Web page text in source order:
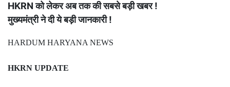
HKRN को लेकर अब तक की सबसे बड़ी खबर !
मुख्यमंत्री ने दी ये बड़ी जानकारी !
HARDUM HARYANA NEWS
HKRN UPDATE